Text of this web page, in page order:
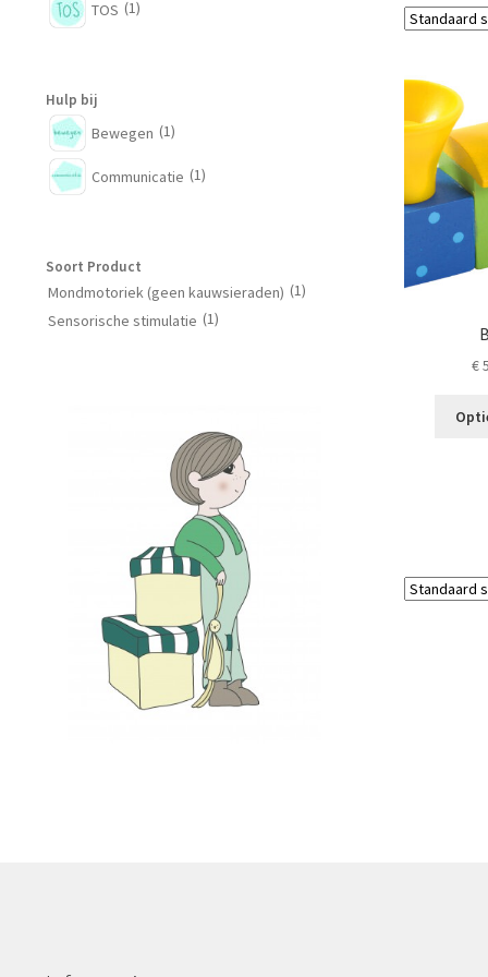
€
TOS (1)
Hulp bij
Bewegen (1)
Communicatie (1)
Soort Product
Mondmotoriek (geen kauwsieraden) (1)
Sensorische stimulatie (1)